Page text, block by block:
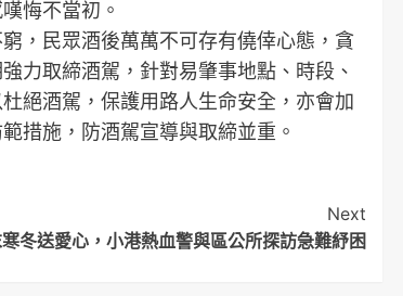
悔不當初。
，民眾酒後萬萬不可存有僥倖心態，貪
力取締酒駕，針對易肇事地點、時段、
絕酒駕，保護用路人生命安全，亦會加
措施，防酒駕宣導與取締並重。
Next
冬送愛心，小港熱血警與區公所探訪急難紓困